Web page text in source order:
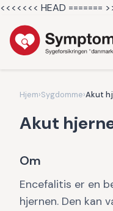
<<<<<<< HEAD =======
Hjem›Sygdomme›Akut
Akut
Om
Encefalitis er en
hjernen. Den kan